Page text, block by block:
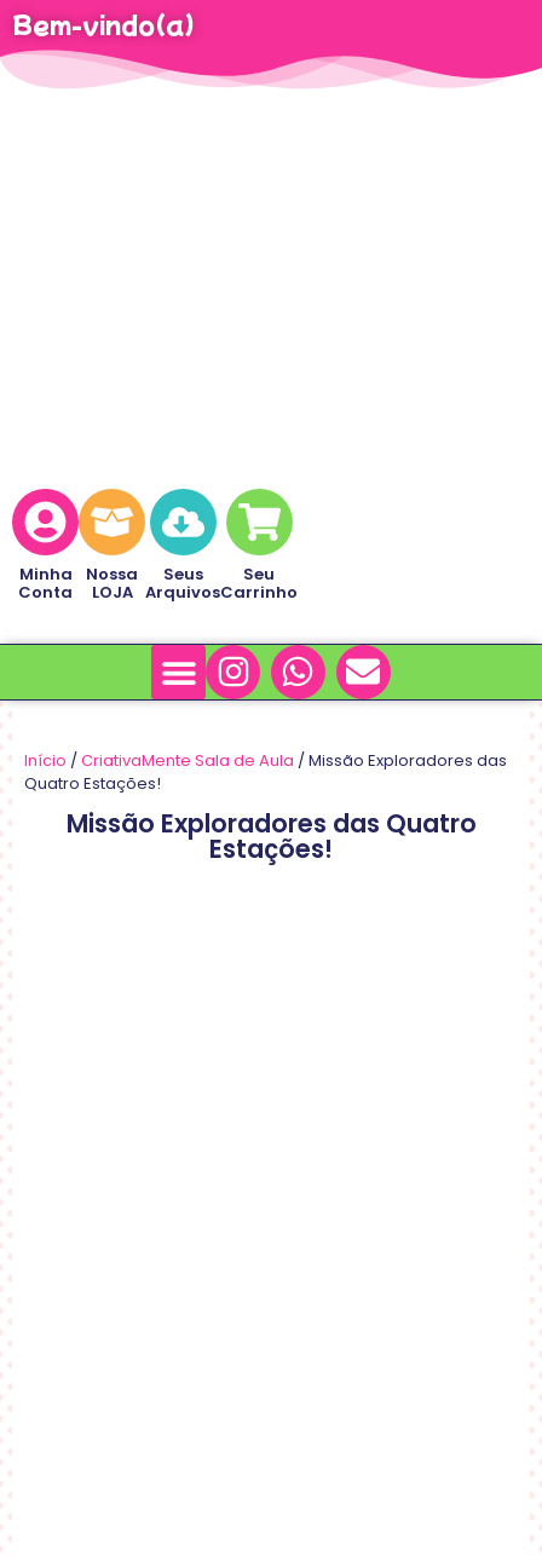
Bem-vindo(a)
Minha
Conta
Nossa
LOJA
Seus
Arquivos
Seu
Carrinho
Início /CriativaMente Sala de Aula / Missão Exploradores das
Quatro Estações!
Missão Exploradores das Quatro
Estações!